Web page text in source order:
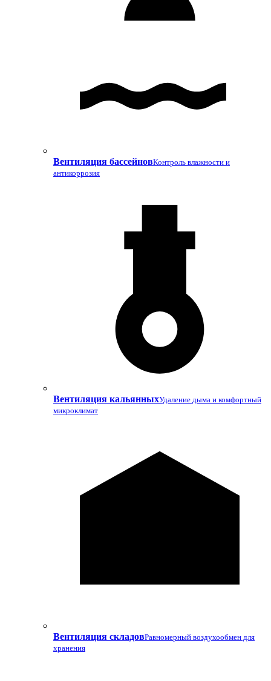
Вентиляция бассейновКонтроль влажности и
антикоррозия
Вентиляция кальянныхУдаление дыма и комфортный
микроклимат
Вентиляция складовРавномерный воздухообмен для
хранения